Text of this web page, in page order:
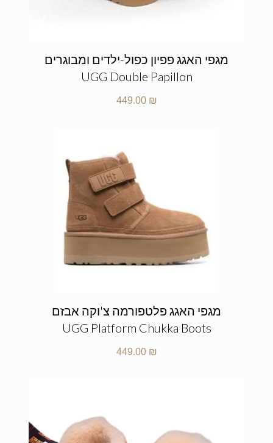
מגפי האגג פפיון כפול-ילדים ומבוגרים
UGG Double Papillon
449.00 ₪
מגפי האגג פלטפורמה צ'וקה אבזם
UGG Platform Chukka Boots
449.00 ₪